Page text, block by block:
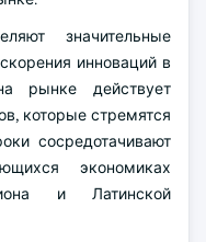
значительные
инноваций в
рынке действует
которые стремятся
сосредотачивают
экономиках
и Латинской